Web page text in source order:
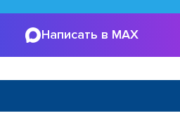
Написать в MAX